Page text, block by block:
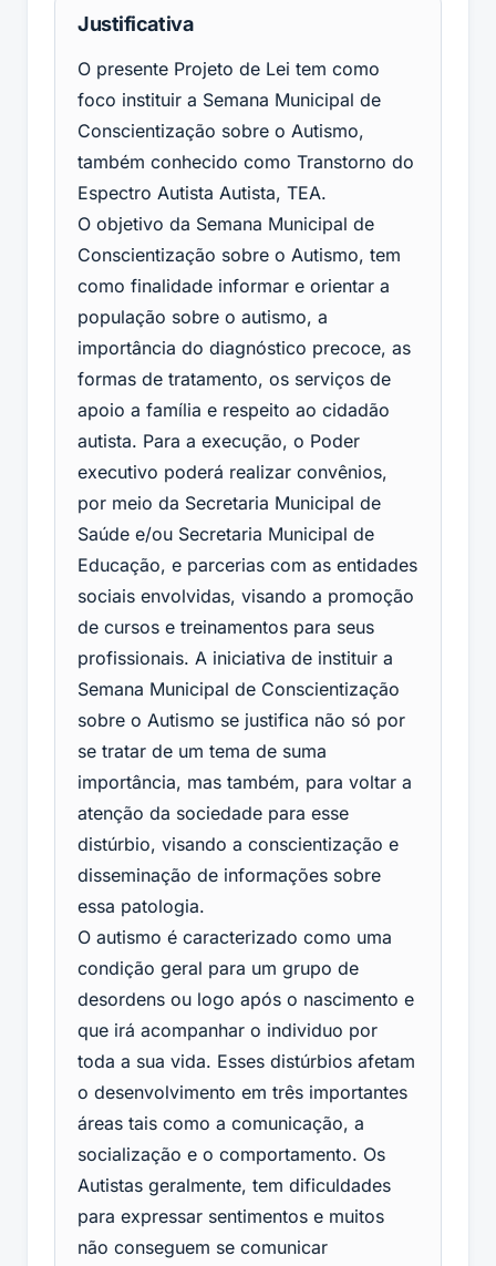
Justificativa
O presente Projeto de Lei tem como
foco instituir a Semana Municipal de
Conscientização sobre o Autismo,
também conhecido como Transtorno do
Espectro Autista Autista, TEA.
O objetivo da Semana Municipal de
Conscientização sobre o Autismo, tem
como finalidade informar e orientar a
população sobre o autismo, a
importância do diagnóstico precoce, as
formas de tratamento, os serviços de
apoio a família e respeito ao cidadão
autista. Para a execução, o Poder
executivo poderá realizar convênios,
por meio da Secretaria Municipal de
Saúde e/ou Secretaria Municipal de
Educação, e parcerias com as entidades
sociais envolvidas, visando a promoção
de cursos e treinamentos para seus
profissionais. A iniciativa de instituir a
Semana Municipal de Conscientização
sobre o Autismo se justifica não só por
se tratar de um tema de suma
importância, mas também, para voltar a
atenção da sociedade para esse
distúrbio, visando a conscientização e
disseminação de informações sobre
essa patologia.
O autismo é caracterizado como uma
condição geral para um grupo de
desordens ou logo após o nascimento e
que irá acompanhar o individuo por
toda a sua vida. Esses distúrbios afetam
o desenvolvimento em três importantes
áreas tais como a comunicação, a
socialização e o comportamento. Os
Autistas geralmente, tem dificuldades
para expressar sentimentos e muitos
não conseguem se comunicar